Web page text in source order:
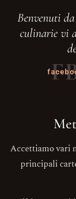
Benvenuti
culinarie vi
Accettiamo vari
principali